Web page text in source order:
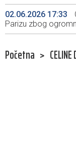
02.06.2026 17:33
Parizu zbog
Početna > CELINE